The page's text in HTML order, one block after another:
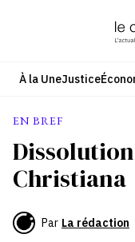
À la UneJustice
EN BREF
Dissolution
Christiana
Par La rédaction